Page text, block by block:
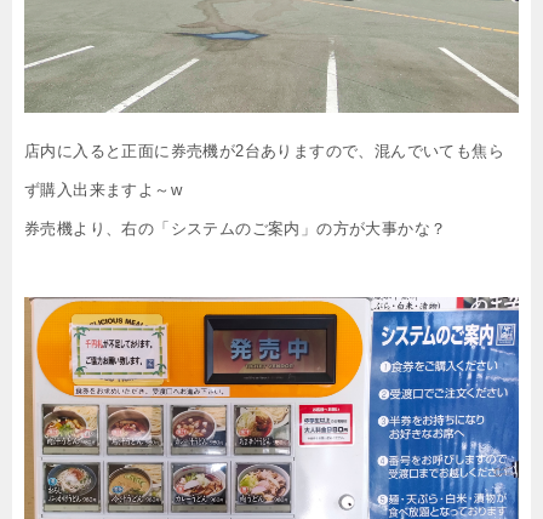
店内に入ると正面に券売機が2台ありますので、混んでいても焦ら
ず購入出来ますよ～w
券売機より、右の「システムのご案内」の方が大事かな？